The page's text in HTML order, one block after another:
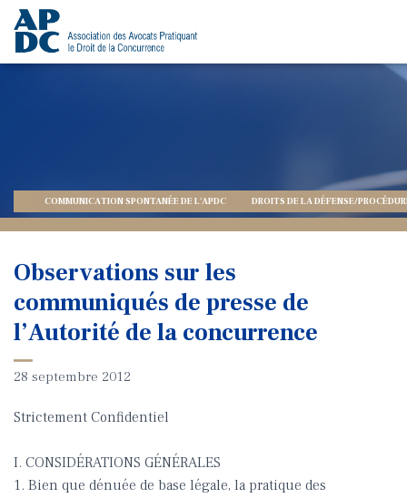
Observations sur les
communiqués de presse de
l’Autorité de la concurrence
28 septembre 2012
Strictement Confidentiel
I. CONSIDÉRATIONS GÉNÉRALES
1. Bien que dénuée de base légale, la pratique des
COMMUNICATION SPONTANÉE DE L'APDC DROITS DE LA DÉFENSE/